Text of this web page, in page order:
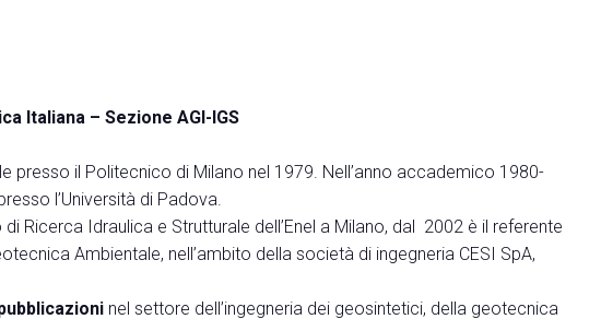
Italiana – Sezione AGI-IGS
presso il Politecnico di Milano nel 1979. Nell’anno accademico 1980-
l’Università di Padova.
Ricerca Idraulica e Strutturale dell’Enel a Milano, dal 2002 è il referente
Ambientale, nell’ambito della società di ingegneria CESI SpA,
nel settore dell’ingegneria dei geosintetici, della geotecnica